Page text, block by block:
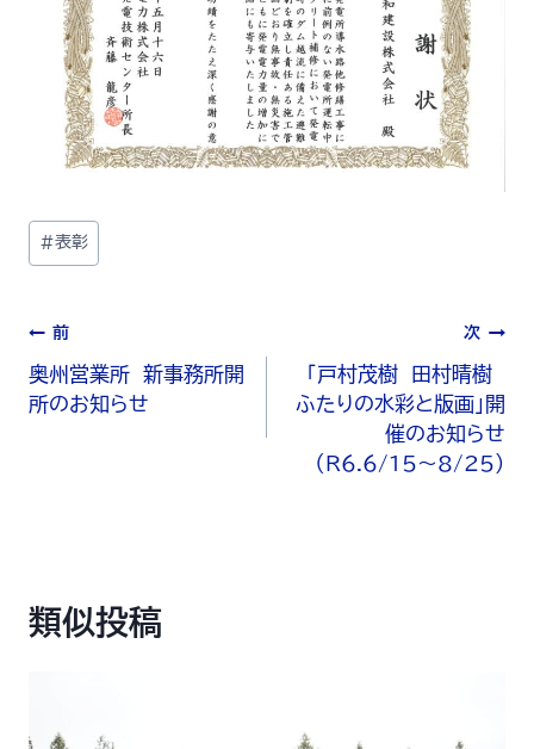
#表彰
前
奥州営業所 新事務所開
所のお知らせ
次
「戸村茂樹 田村晴樹
ふたりの水彩と版画」開
催のお知らせ
（R6.6/15～8/25）
類似投稿